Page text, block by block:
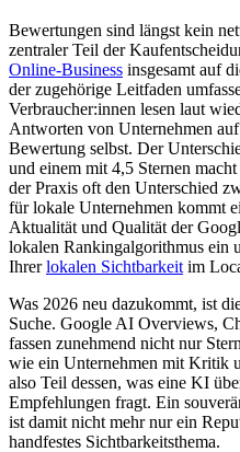
Bewertungen sind längst kein
zentraler Teil der
Online-Business insgesamt auf
der zugehörige Leitfaden
Verbraucher:innen lesen laut
Antworten von Unternehmen
Bewertung selbst. Der
und einem mit 4,5 Sternen
der Praxis oft den Unterschied
für lokale Unternehmen kommt
Aktualität und Qualität der
lokalen Rankingalgorithmus ein
Ihrerlokalen Sichtbarkeit im
Was 2026 neu dazukommt, ist
Suche. Google AI Overviews,
fassen zunehmend nicht nur
wie ein Unternehmen mit Kritik
also Teil dessen, was eine KI
Empfehlungen fragt. Ein
ist damit nicht mehr nur ein
handfestes Sichtbarkeitsthema.